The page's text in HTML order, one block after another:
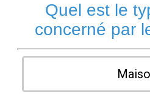
Quel est le
concerné par